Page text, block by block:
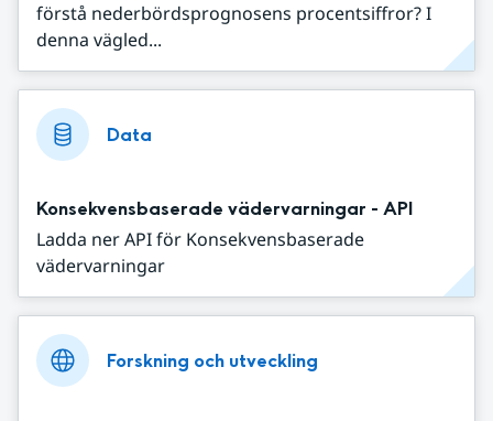
förstå nederbördsprognosens procentsiffror? I
denna vägled...
Data
Konsekvensbaserade vädervarningar - API
Ladda ner API för Konsekvensbaserade
vädervarningar
Forskning och utveckling